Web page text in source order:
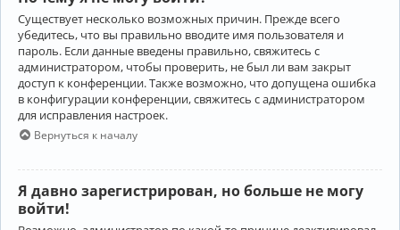
Существует несколько возможных причин. Прежде всего
убедитесь, что вы правильно вводите имя пользователя и
пароль. Если данные введены правильно, свяжитесь с
администратором, чтобы проверить, не был ли вам закрыт
доступ к конференции. Также возможно, что допущена ошибка
в конфигурации конференции, свяжитесь с администратором
для исправления настроек.
Вернуться к началу
Я давно зарегистрирован, но больше не могу
войти!